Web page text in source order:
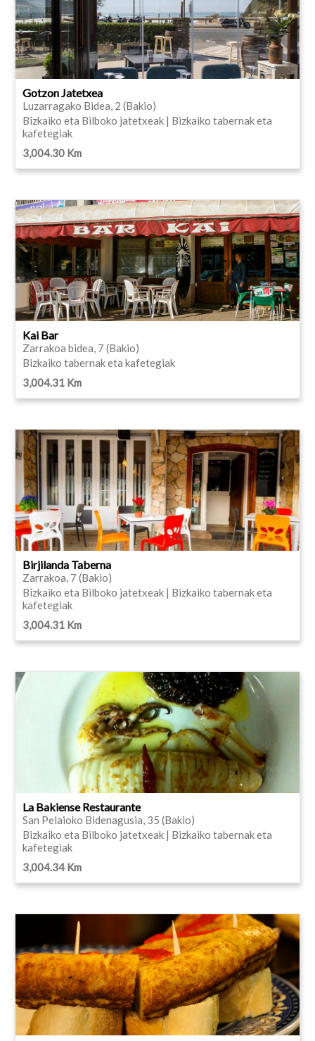
Gotzon Jatetxea
Luzarragako Bidea, 2 (Bakio)
Bizkaiko eta Bilboko jatetxeak | Bizkaiko tabernak eta
kafetegiak
3,004.30 Km
Kai Bar
Zarrakoa bidea, 7 (Bakio)
Bizkaiko tabernak eta kafetegiak
3,004.31 Km
Birjilanda Taberna
Zarrakoa, 7 (Bakio)
Bizkaiko eta Bilboko jatetxeak | Bizkaiko tabernak eta
kafetegiak
3,004.31 Km
La Bakiense Restaurante
San Pelaioko Bidenagusia, 35 (Bakio)
Bizkaiko eta Bilboko jatetxeak | Bizkaiko tabernak eta
kafetegiak
3,004.34 Km